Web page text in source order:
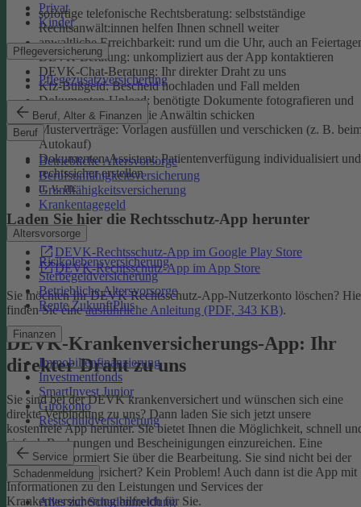
Privat
Kinder
Pflegeversicherung
Pflegezusatzversicherung
Beruf, Alter & Finanzen
Beruf
Betriebliche Altersvorsorge
Berufsunfähigkeitsversicherung
Grundfähigkeitsversicherung
Krankentagegeld
Altersvorsorge
Risikolebensversicherung
Sterbegeldversicherung
Betriebliche Altersvorsorge
Rente ZukunftPlus
Finanzen
Immobilienfinanzierung
Investmentfonds
SmartInvest Junior
Girokonto
Restschuldversicherung
Service
Schadenmeldung
Alles zur Schadenmeldung
sofortige telefonische Rechtsberatung: selbstständige
Rechtsanwält:innen helfen Ihnen schnell weiter
anwaltliche Erreichbarkeit: rund um die Uhr, auch an
DEVK-Beratung: unkompliziert aus der App kontaktieren
DEVK-Chat-Beratung: Ihr direkter Draht zu uns
Kfz-Bußgeld: Bescheid hochladen und Fall melden
Dokumenten-Upload: benötigte Dokumente fotografieren und
an den Anwalt oder die Anwältin schicken
Musterverträge: Vorlagen ausfüllen und verschicken (z. B.
Autokauf)
Dokumenten-Assistent: Patientenverfügung individualisiert und
rechtssicher erstellen
u. v. m.
Laden Sie hier die Rechtsschutz-App herunter
DEVK-Rechtsschutz-App im Google Play Store
DEVK-Rechtsschutz-App im App Store
Sie möchten Ihr DEVK Rechtsschutz-App-Nutzerkonto löschen?
finden Sie eineausführliche Anleitung (PDF, 343 KB).
DEVK-Krankenversicherungs-App: Ihr
direkter Draht zu uns
Sie sind bei der DEVK krankenversichert und wünschen sich eine
direkte Verbindung zu uns? Dann laden Sie sich jetzt unsere
kostenfreie App herunter. Sie bietet Ihnen die Möglichkeit, schnell
einfach Rechnungen und Bescheinigungen einzureichen. Eine
Nachricht informiert Sie über die Bearbeitung. Sie sind nicht bei der
DEVK krankenversichert? Kein Problem! Auch dann ist die App mit
Informationen zu den Leistungen und Services der
Krankenversicherung hilfreich für Sie.